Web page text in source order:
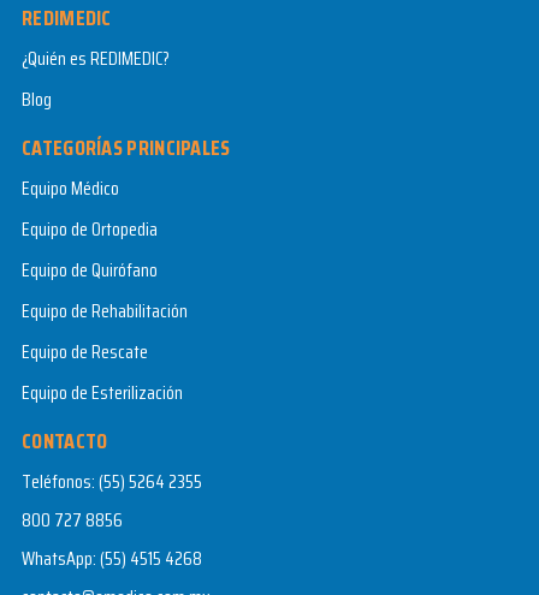
REDIMEDIC
¿Quién es REDIMEDIC?
Blog
CATEGORÍAS PRINCIPALES
Equipo Médico
Equipo de Ortopedia
Equipo de Quirófano
Equipo de Rehabilitación
Equipo de Rescate
Equipo de Esterilización
CONTACTO
Teléfonos:(55) 5264 2355
800 727 8856
WhatsApp:(55) 4515 4268